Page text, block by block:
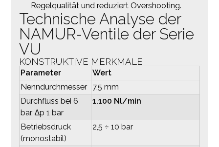
Regelqualität und reduziert Overshooting.
Technische Analyse der
NAMUR-Ventile der Serie
VU
KONSTRUKTIVE MERKMALE
Parameter
Wert
Nenndurchmesser
7,5 mm
Durchfluss bei 6
bar, ∆p 1 bar
1.100 Nl/min
Betriebsdruck
(monostabil)
2,5 ÷ 10 bar